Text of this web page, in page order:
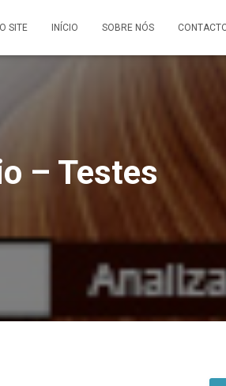
SITE INÍCIO SOBRE NÓS
– Testes